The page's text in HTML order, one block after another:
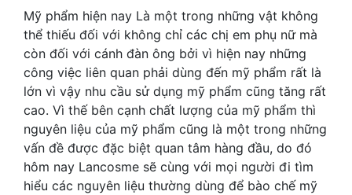
Mỹ phẩm hiện nay Là một trong những vật không
thể thiếu đối với không chỉ các chị em phụ nữ mà
còn đối với cánh đàn ông bởi vì hiện nay những
công việc liên quan phải dùng đến mỹ phẩm rất là
lớn vì vậy nhu cầu sử dụng mỹ phẩm cũng tăng rất
cao. Vì thế bên cạnh chất lượng của mỹ phẩm thì
nguyên liệu của mỹ phẩm cũng là một trong những
vấn đề được đặc biệt quan tâm hàng đầu, do đó
hôm nay Lancosme sẽ cùng với mọi người đi tìm
hiểu các nguyên liệu thường dùng để bào chế mỹ